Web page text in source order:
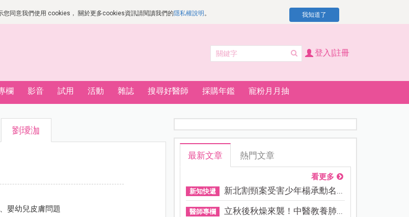
同意我們使用 cookies， 關於更多cookies資訊請閱讀我們的隱私權說明 。 我知道了
登入|註冊
欄 影音 試用 活動 雜誌 搜尋好醫師 採購年鑑 寵粉月月抽
劉璦泇
嬰幼兒皮膚問題
最新文章 熱門文章
看更多
新知快遞 新北割頸案受害少年楊承勳名...
醫師專欄 立秋後秋燥來襲！中醫教養肺...